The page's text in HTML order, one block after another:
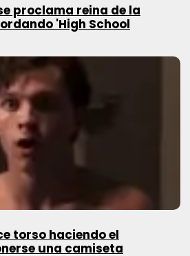
proclama reina de la
'High School
torso haciendo el
una camiseta